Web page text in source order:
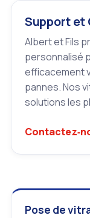
Support et
Albert et Fils
personnalisé
efficacement
pannes. Nos
solutions les
Pose de